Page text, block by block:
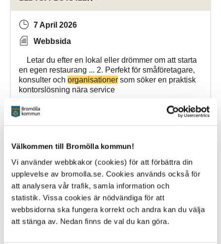
Välkommen till Bromölla kommun!
Vi använder webbkakor (cookies) för att förbättra din
upplevelse av bromolla.se. Cookies används också för
att analysera vår trafik, samla information och
statistik. Vissa cookies är nödvändiga för att
webbsidorna ska fungera korrekt och andra kan du välja
att stänga av. Nedan finns de val du kan göra.
7 April 2026
Webbsida
Letar du efter en lokal eller drömmer om att starta
en egen restaurang ... 2. Perfekt för småföretagare,
konsulter och organisationer som söker en praktisk
kontorslösning nära service
Bromollafritidscenter
26 March 2026
Webbsida
Patientsäkerhetsberättelse Bromölla kommun
Patientsäkerhetsberättelse ... allmänheten, patienter,